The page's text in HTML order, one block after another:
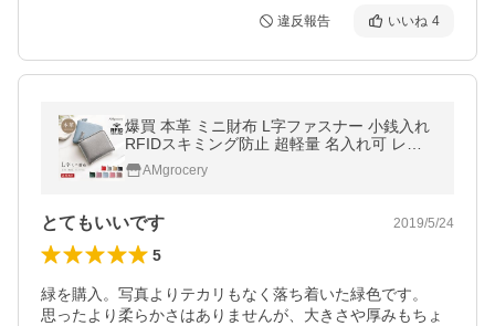
違反報告 いいね 4
爆買 本革 ミニ財布 L字ファスナー 小銭入れ
RFIDスキミング防止 超軽量 名入れ可 レデ
ィース メンズ ギフト プレゼント サマーセー
ル AMgrocery公式
AMgrocery
とてもいいです 2019/5/24
5
緑を購入。写真よりテカリもなく落ち着いた緑色です。
思ったより柔らかさはありませんが、大きさや厚みもちょ